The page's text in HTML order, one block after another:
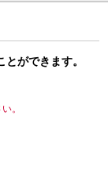
ができます。
。